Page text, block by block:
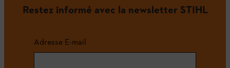
Restez informé avec la newsletter STIHL
Adresse E-mail